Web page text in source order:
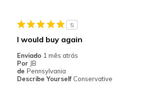
Width
Sizing
Feels true to size
5
I would buy again
Enviado 1 mês atrás
Por JB
de Pennsylvania
Describe Yourself Conservative